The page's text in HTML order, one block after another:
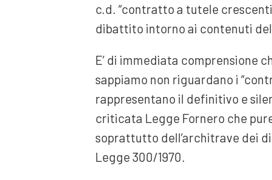
c.d. “contratto a tutele
dibattito intorno ai contenuti
E’ di immediata comprensione
sappiamo non riguardano i
rappresentano il definitivo e
criticata Legge Fornero che
soprattutto dell’architrave dei
Legge 300/1970.